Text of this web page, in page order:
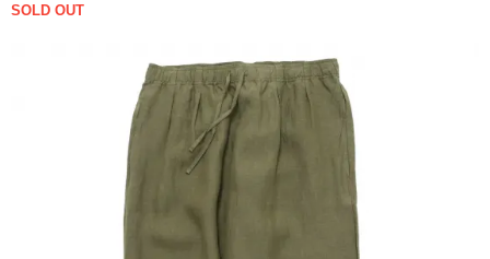
SOLD OUT